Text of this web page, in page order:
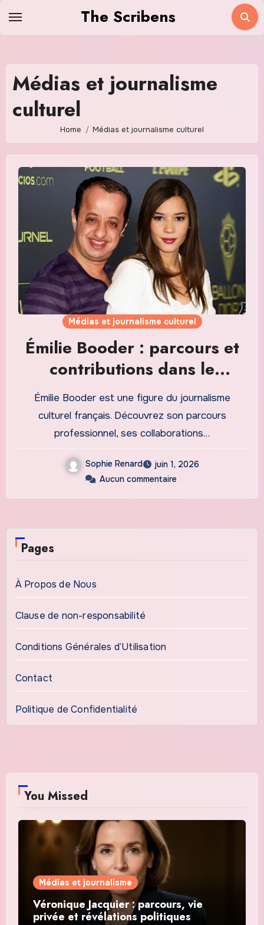
The Scribens
Médias et journalisme
culturel
Home Médias et journalisme culturel
Médias et journalisme culturel
Émilie Booder : parcours et
contributions dans le
paysage médiatique français
Émilie Booder est une figure du journalisme
culturel français. Découvrez son parcours
professionnel, ses collaborations…
Sophie Renard
juin 1, 2026
Aucun commentaire
Pages
À Propos de Nous
Clause de non-responsabilité
Conditions Générales d’Utilisation
Contact
Politique de Confidentialité
You Missed
Médias et journalisme
Véronique Jacquier : parcours, vie
privée et révélations politiques